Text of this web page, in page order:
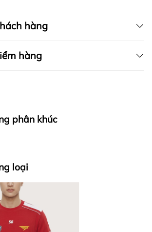
chiếc áo thun năng động, trẻ
FAPAS thiết kế tỉ mỉ, trau chuốt
mang đến sự hoàn hảo cho phong
hàng
hàng
phân khúc
loại